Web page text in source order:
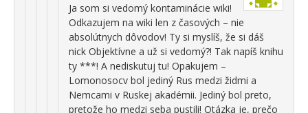
Ja som si vedomý kontaminácie wiki!
Odkazujem na wiki len z časových – nie
absolútnych dôvodov! Ty si myslíš, že si dáš
nick Objektívne a už si vedomý?! Tak napíš knihu
ty ***! A nediskutuj tu! Opakujem –
Lomonosocv bol jediný Rus medzi židmi a
Nemcami v Ruskej akadémii. Jediný bol preto,
pretože ho medzi seba pustili! Otázka je, prečo